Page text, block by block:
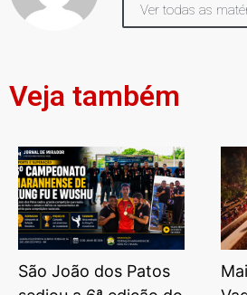
Ver todas as
Veja também
São João dos Patos